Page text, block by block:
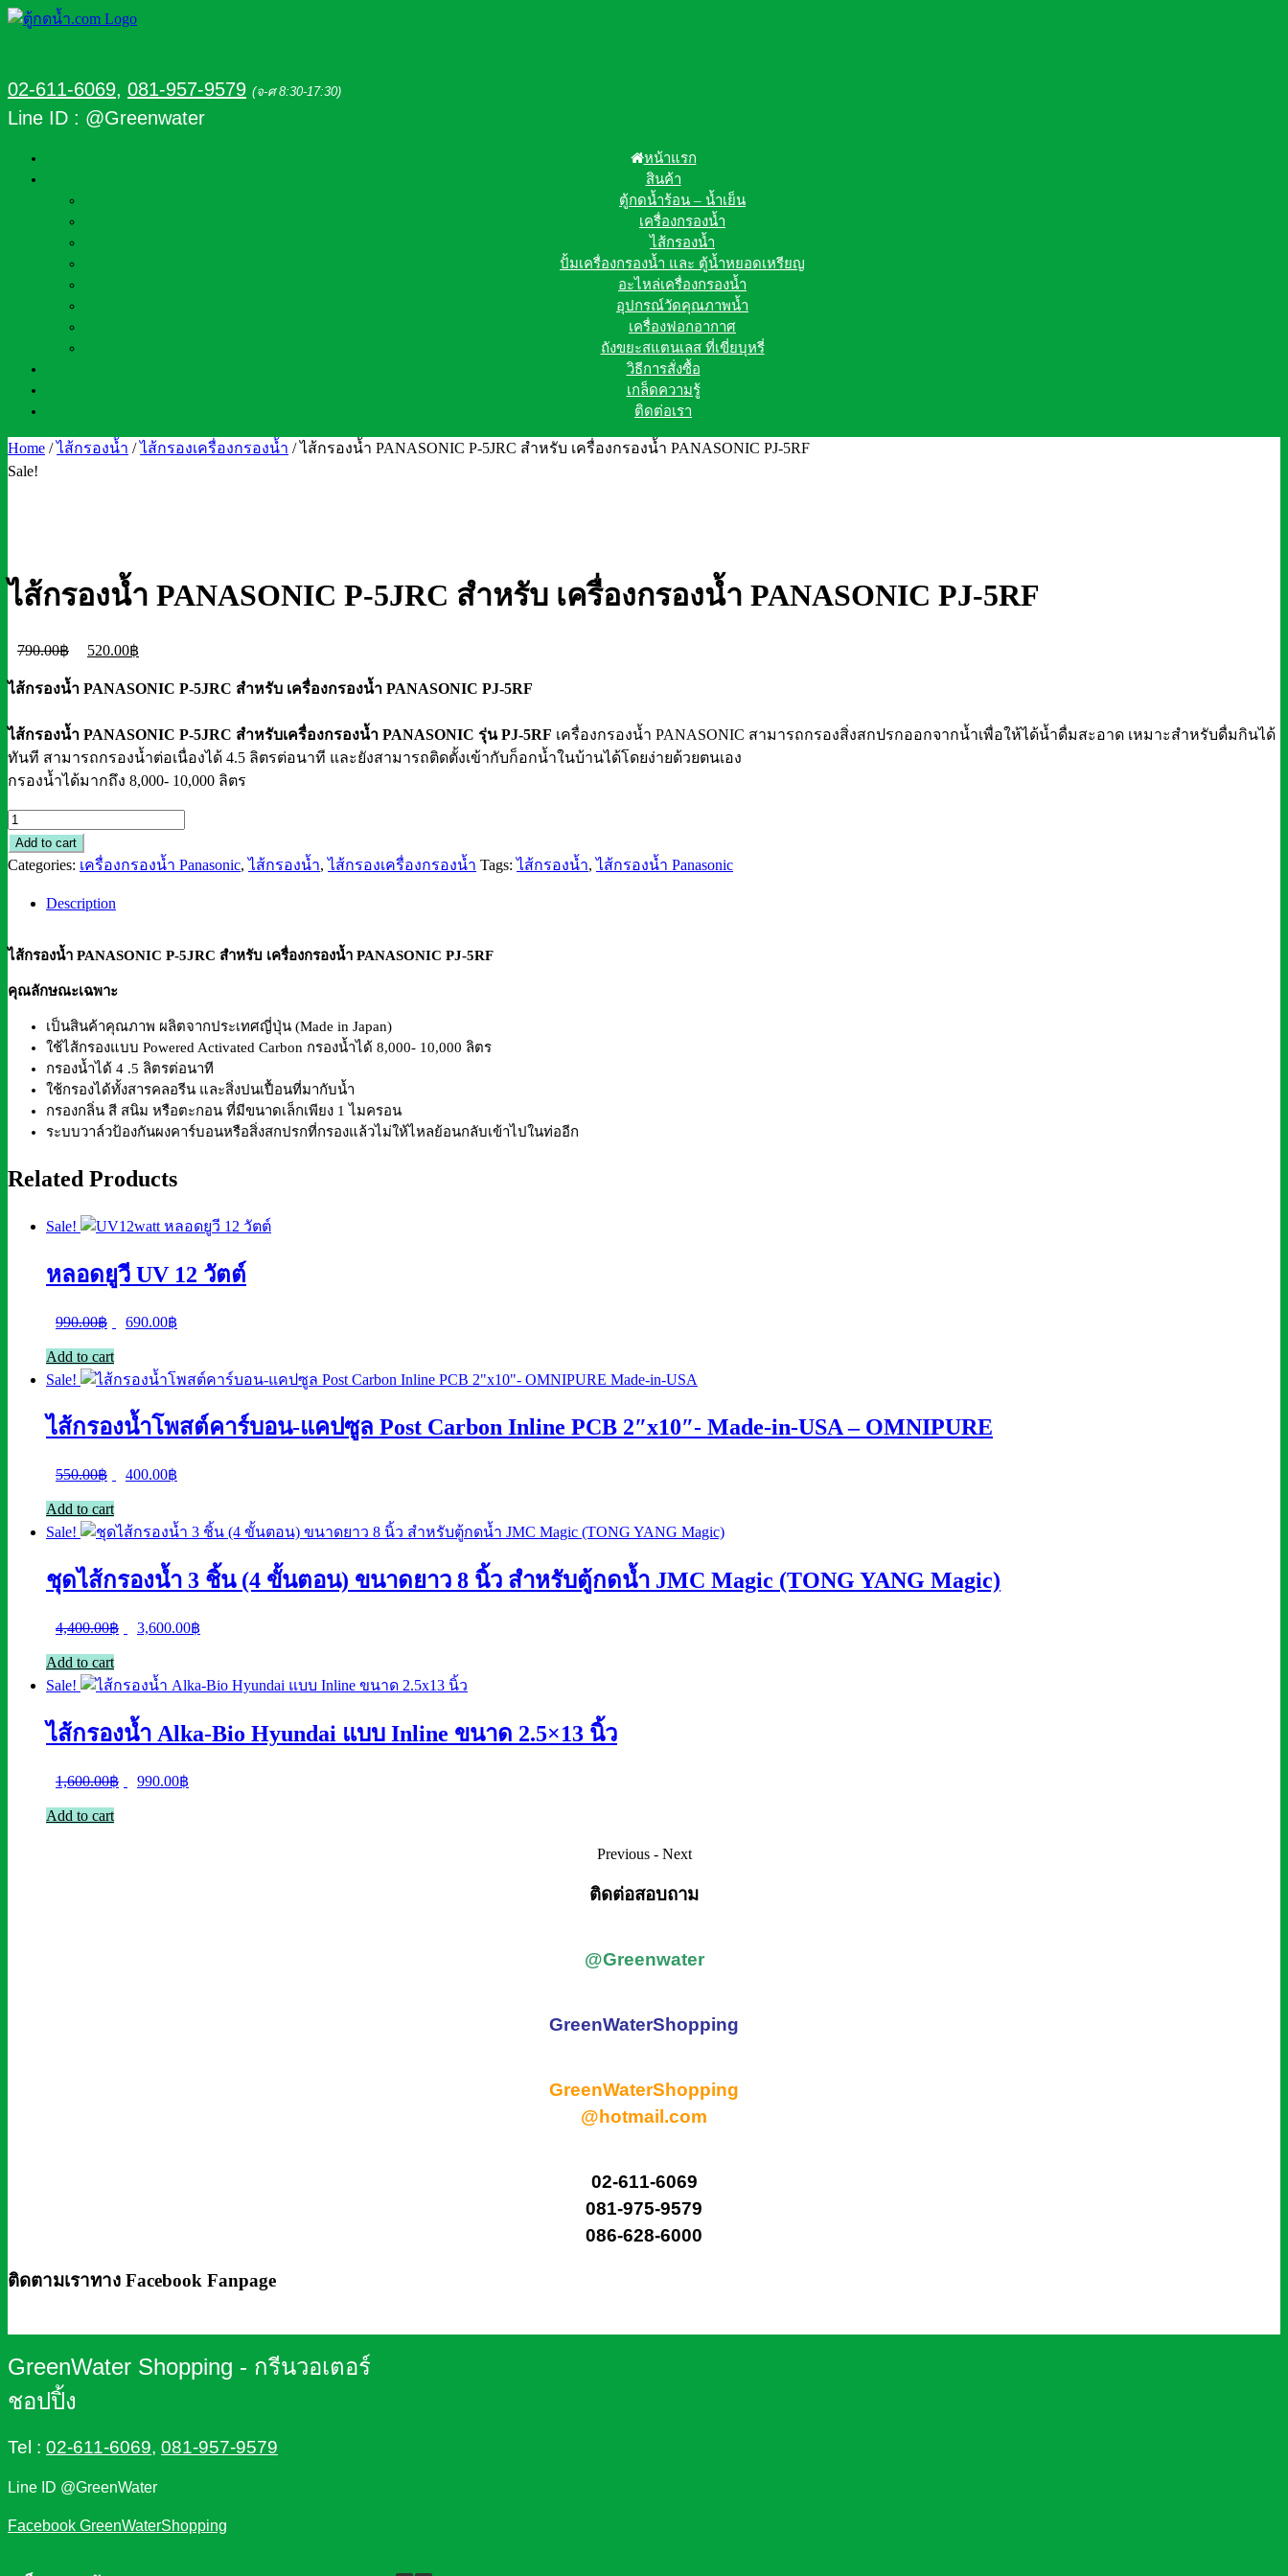
02-611-6069, 081-957-9579 (จ-ศ 8:30-17:30)
Line ID : @Greenwater
หน้าแรก
สินค้า
ตู้กดน้ำร้อน – น้ำเย็น
เครื่องกรองน้ำ
ไส้กรองน้ำ
ปั้มเครื่องกรองน้ำ และ ตู้น้ำหยอดเหรียญ
อะไหล่เครื่องกรองน้ำ
อุปกรณ์วัดคุณภาพน้ำ
เครื่องฟอกอากาศ
ถังขยะสแตนเลส ที่เขี่ยบุหรี่
วิธีการสั่งซื้อ
เกล็ดความรู้
ติดต่อเรา
Home /ไส้กรองน้ำ /ไส้กรองเครื่องกรองน้ำ / ไส้กรองน้ำ PANASONIC P-5JRC สำหรับ เครื่องกรองน้ำ PANASONIC PJ-5RF
Sale!
ไส้กรองน้ำ PANASONIC P-5JRC สำหรับ เครื่องกรองน้ำ PANASONIC PJ-5RF
790.00฿
Original
was:
520.00฿
is:
ไส้กรองน้ำ PANASONIC P-5JRC สำหรับ เครื่องกรองน้ำ PANASONIC PJ-5RF
ไส้กรองน้ำ PANASONIC P-5JRC สำหรับเครื่องกรองน้ำ PANASONIC รุ่น PJ-5RF เครื่องกรองน้ำ PANASONIC สามารถกรองสิ่งสกปรกออกจากน้ำเพื่อให้ได้น้ำดื่มสะอาด เหมาะสำหรับดื่มกินได้
ทันที สามารถกรองน้ำต่อเนื่องได้ 4.5 ลิตรต่อนาที และยังสามารถติดตั้งเข้ากับก็อกน้ำในบ้านได้โดยง่ายด้วยตนเอง
กรองน้ำได้มากถึง 8,000- 10,000 ลิตร
ไส้
กรอง
น้ำ
สำหรับ
กรอง
PANASONIC
5RF
quantity
Add to cart
Categories: เครื่องกรองน้ำ Panasonic,ไส้กรองน้ำ,ไส้กรองเครื่องกรองน้ำ Tags:ไส้กรองน้ำ,ไส้กรองน้ำ Panasonic
Description
ไส้กรองน้ำ PANASONIC P-5JRC สำหรับ เครื่องกรองน้ำ PANASONIC PJ-5RF
คุณลักษณะเฉพาะ
เป็นสินค้าคุณภาพ ผลิตจากประเทศญี่ปุ่น (Made in Japan)
ใช้ไส้กรองแบบ Powered Activated Carbon กรองน้ำได้ 8,000- 10,000 ลิตร
กรองน้ำได้ 4 .5 ลิตรต่อนาที
ใช้กรองได้ทั้งสารคลอรีน และสิ่งปนเปื้อนที่มากับน้ำ
กรองกลิ่น สี สนิม หรือตะกอน ที่มีขนาดเล็กเพียง 1 ไมครอน
ระบบวาล์วป้องกันผงคาร์บอนหรือสิ่งสกปรกที่กรองแล้วไม่ให้ไหลย้อนกลับเข้าไปในท่ออีก
Related Products
Sale!
หลอดยูวี UV 12 วัตต์
990.00฿
Original
990.00฿.
690.00฿
690.00฿.
Add to cart
Sale!
ไส้กรองน้ำโพสต์คาร์บอน-แคปซูล Post Carbon Inline PCB 2″x10″- Made-in-USA – OMNIPURE
550.00฿
Original
550.00฿.
400.00฿
400.00฿.
Add to cart
Sale!
ชุดไส้กรองน้ำ 3 ชิ้น (4 ขั้นตอน) ขนาดยาว 8 นิ้ว สำหรับตู้กดน้ำ JMC Magic (TONG YANG Magic)
4,400.00฿
Original
was:
4,400.00฿.
3,600.00฿
3,600.00฿.
Add to cart
Sale!
ไส้กรองน้ำ Alka-Bio Hyundai แบบ Inline ขนาด 2.5×13 นิ้ว
1,600.00฿
Original
990.00฿
Add to cart
Previous- Next
ติดต่อสอบถาม
@Greenwater
GreenWaterShopping
GreenWaterShopping
@hotmail.com
02-611-6069
081-975-9579
086-628-6000
ติดตามเราทาง Facebook Fanpage
GreenWater Shopping - กรีนวอเตอร์
ชอปปิ้ง
Tel : 02-611-6069, 081-957-9579
Line ID @GreenWater
Facebook GreenWaterShopping